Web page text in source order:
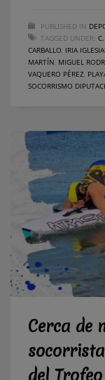
PUBLISHED IN
TAGGED UNDER:
CARBALLO IRIA
MARTÍN MIGUEL
VAQUERO PÉREZ
SOCORRISMO
Cerca de